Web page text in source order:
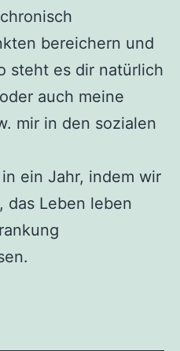
bereichern und
steht es dir natürlich
oder auch meine
mir in den sozialen
ein Jahr, indem wir
das Leben leben